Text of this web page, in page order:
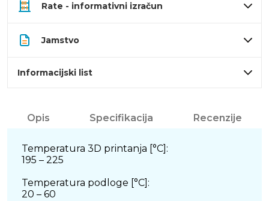
Rate - informativni izračun
Jamstvo
Informacijski list
Opis Specifikacija Recenzije
Temperatura 3D printanja [°C]:
195 – 225
Temperatura podloge [°C]:
20 – 60